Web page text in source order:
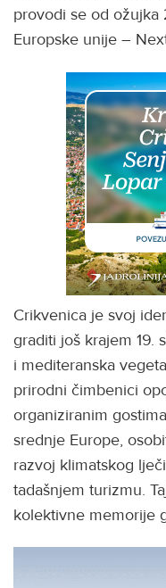
provodi se od ožujka
Europske unije –
Crikvenica je svoj
graditi još krajem 19.
i mediteranska
prirodni čimbenici
organiziranim
srednje Europe,
razvoj klimatskog
tadašnjem turizmu.
kolektivne memorije